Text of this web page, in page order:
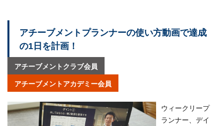
アチーブメントプランナーの使い方動画で達成
の1日を計画！
アチーブメントクラブ会員
アチーブメントアカデミー会員
ウィークリープ
ランナー、デイ